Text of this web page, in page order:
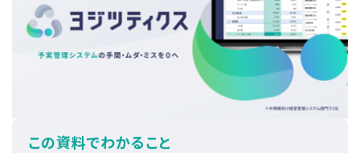
この資料でわかること